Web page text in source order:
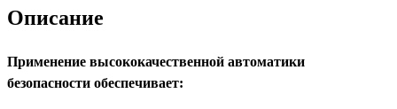
Описание
Применение высококачественной автоматики
безопасности обеспечивает: